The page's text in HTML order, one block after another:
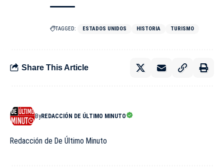
TAGGED: ESTADOS UNIDOS HISTORIA TURISMO
Share This Article
ByREDACCIÓN DE ÚLTIMO MINUTO
Redacción de De Último Minuto